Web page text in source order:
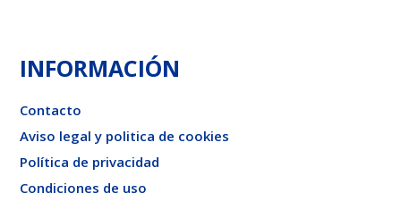
INFORMACIÓN
Contacto
Aviso legal y politica de cookies
Política de privacidad
Condiciones de uso